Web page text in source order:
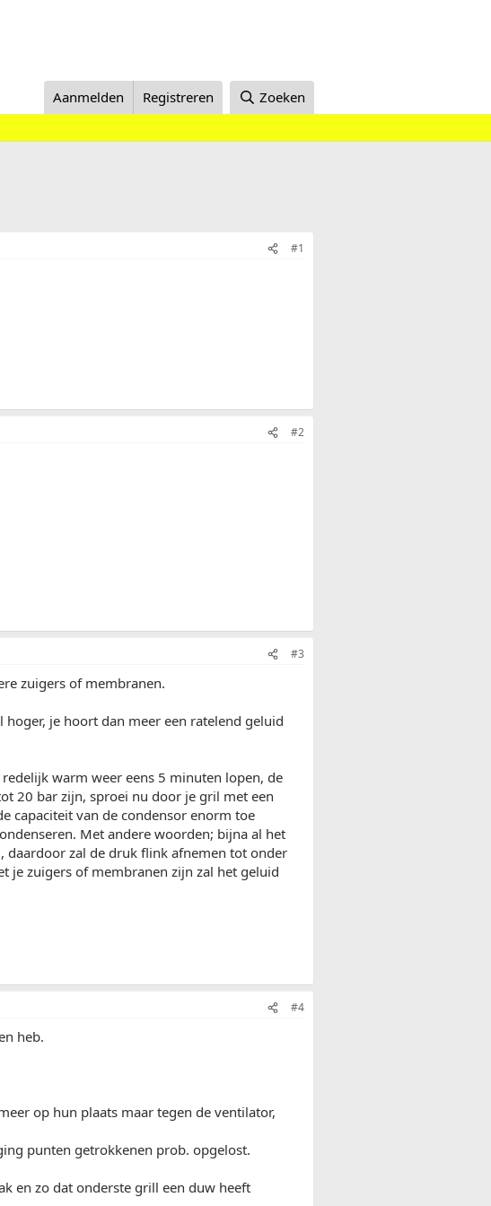
Aanmelden Registreren Zoeken
#1
#2
#3
zuigers of membranen.
je hoort dan meer een ratelend geluid
warm weer eens 5 minuten lopen, de
20 bar zijn, sproei nu door je gril met een
capaciteit van de condensor enorm toe
Met andere woorden; bijna al het
daardoor zal de druk flink afnemen tot onder
je zuigers of membranen zijn zal het geluid
#4
heb.
op hun plaats maar tegen de ventilator,
punten getrokkenen prob. opgelost.
en zo dat onderste grill een duw heeft